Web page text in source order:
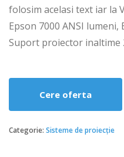
folosim acelasi text iar la
Epson 7000 ANSI
Suport proiector inaltime
Cere oferta
Categorie: Sisteme de proiecție